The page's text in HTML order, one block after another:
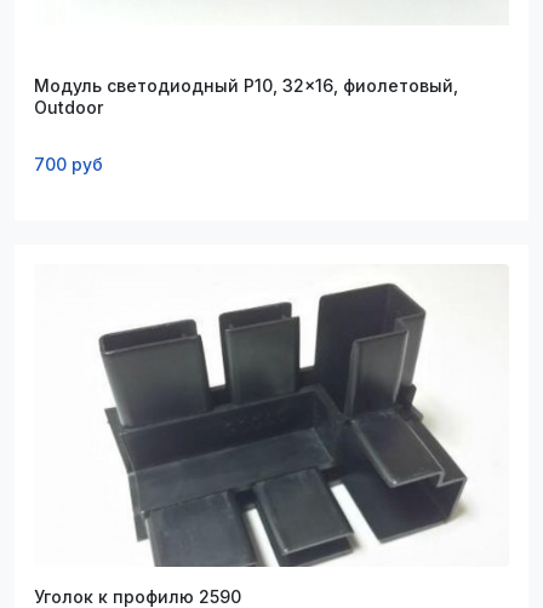
Модуль светодиодный P10, 32x16, фиолетовый,
Outdoor
700 руб
Уголок к профилю 2590